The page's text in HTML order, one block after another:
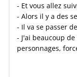
- Et vous allez
- Alors il y a des
- Il va se passer
- J'ai beaucoup
personnages,